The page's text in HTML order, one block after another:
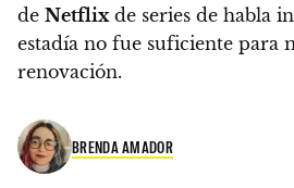
de Netflixde series de habla
estadía no fue suficiente para
renovación.
BRENDA AMADOR